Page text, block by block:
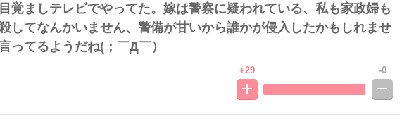
覚ましテレビでやってた。嫁は警察に疑われている、私も家政婦も
してなんかいません、警備が甘いから誰かが侵入したかもしれませ
ってるようだね(；￣Д￣）
+29 -0